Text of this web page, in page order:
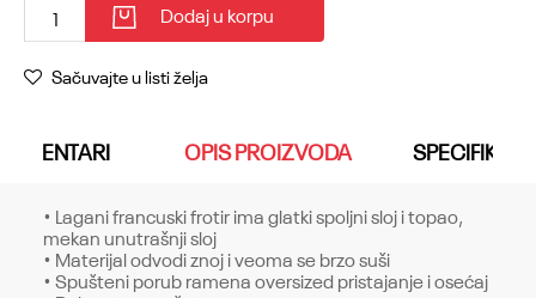
Dodaj u korpu
Sačuvajte u listi želja
OPIS PROIZVODA
• Lagani francuski frotir ima glatki spoljni sloj i topao,
mekan unutrašnji sloj
• Materijal odvodi znoj i veoma se brzo suši
• Spušteni porub ramena oversized pristajanje i osećaj